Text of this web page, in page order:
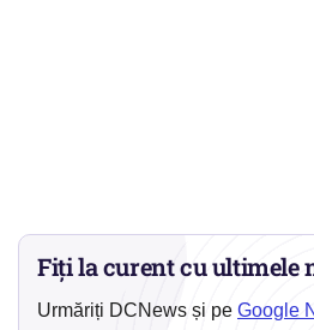
Fiți la curent cu ultimele
Urmăriți DCNews și pe Google